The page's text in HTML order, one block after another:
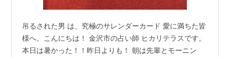
吊るされた男 は、究極のサレンダーカード 愛に満ちた皆
様へ。こんにちは！ 金沢市の占い師 ヒカリテラスです。
本日は暑かった！！昨日よりも！ 朝は先輩とモーニン